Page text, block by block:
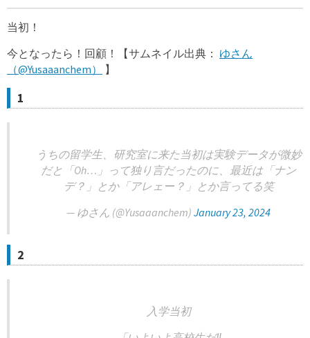
当初！
今となったら！回顧！【サムネイル出典： ゆさん
（@Yusaaanchem）
】
1
うちの留学生、研究室に来た当初は実験データが微妙
だと「Oh…」って独り言だったのに、最近は「ナン
デ？」とか「アレェー？」とか言ってる笑
— ゆさん (@Yusaaanchem) January 23, 2024
2
入学当初